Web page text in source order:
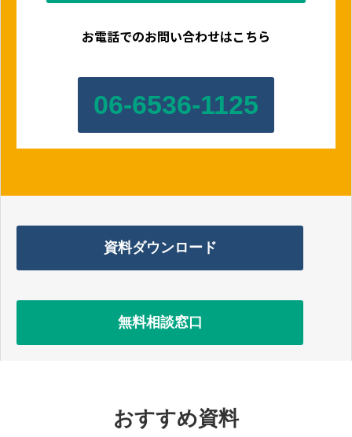
お電話でのお問い合わせはこちら
06-6536-1125
資料ダウンロード
無料相談窓口
おすすめ資料